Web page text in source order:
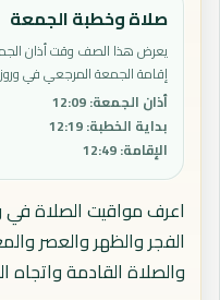
صلاة وخطبة الجمعة
يعرض هذا الصف وقت أذان
إقامة الجمعة المرجعي في
أذان الجمعة:
12:09
بداية الخطبة:
12:19
الإقامة:
12:49
اعرف مواقيت الصلاة في
الفجر والظهر والعصر
والصلاة القادمة واتجاه